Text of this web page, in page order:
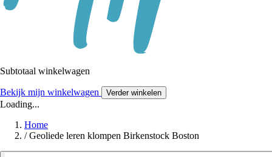
Subtotaal winkelwagen
Bekijk mijn winkelwagen Verder winkelen
Loading...
Home
/ Geoliede leren klompen Birkenstock Boston